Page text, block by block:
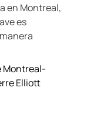
en Montreal,
es
Montreal-
Elliott